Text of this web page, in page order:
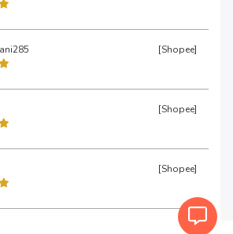
[Shopee]
[Shopee]
[Shopee]